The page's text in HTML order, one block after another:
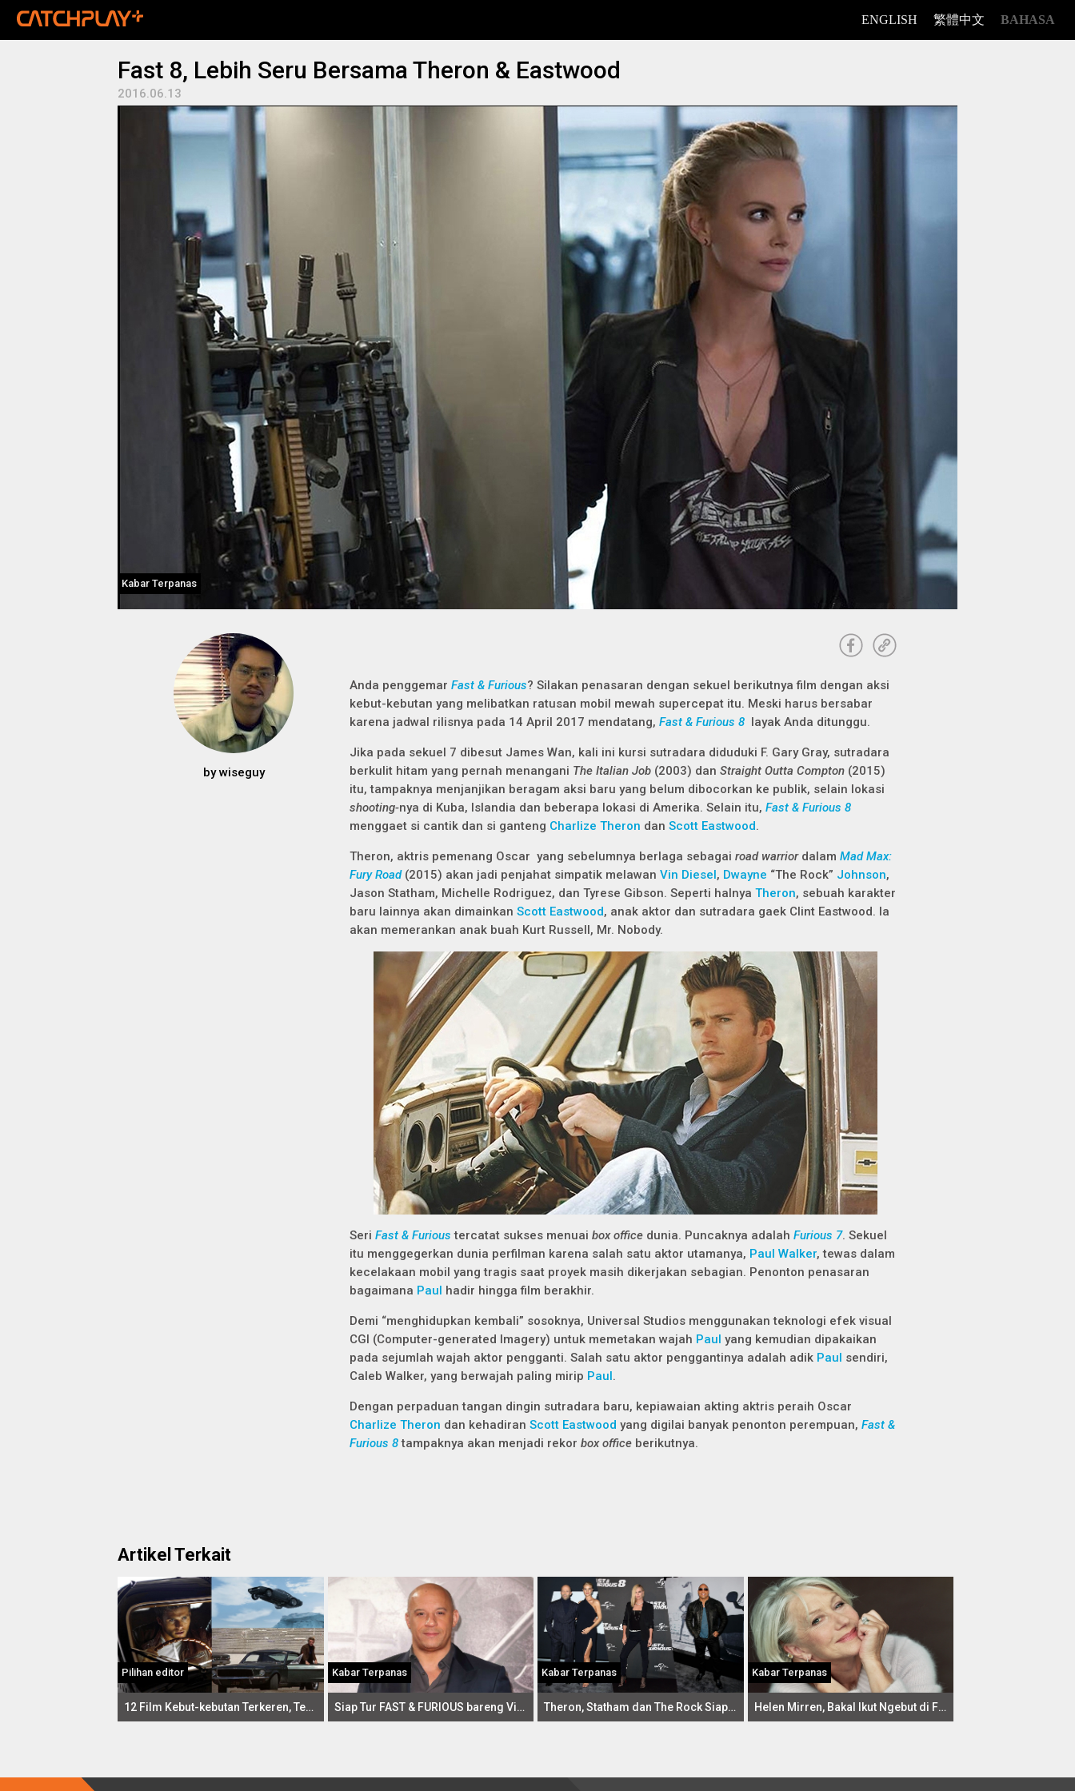
ENGLISH 繁體中文 BAHASA
Fast 8, Lebih Seru Bersama Theron & Eastwood
2016.06.13
Kabar Terpanas
bywiseguy
Anda penggemar Fast & Furious? Silakan penasaran dengan sekuel berikutnya film dengan aksi
kebut-kebutan yang melibatkan ratusan mobil mewah supercepat itu. Meski harus bersabar
karena jadwal rilisnya pada 14 April 2017 mendatang, Fast & Furious 8 layak Anda ditunggu.
Jika pada sekuel 7 dibesut James Wan, kali ini kursi sutradara diduduki F. Gary Gray, sutradara
berkulit hitam yang pernah menangani The Italian Job (2003) dan Straight Outta Compton (2015)
itu, tampaknya menjanjikan beragam aksi baru yang belum dibocorkan ke publik, selain lokasi
shooting-nya di Kuba, Islandia dan beberapa lokasi di Amerika. Selain itu, Fast & Furious 8
menggaet si cantik dan si ganteng Charlize Theron dan Scott Eastwood.
Theron, aktris pemenang Oscar yang sebelumnya berlaga sebagai road warriordalam Mad Max:
Fury Road(2015) akan jadi penjahat simpatik melawan Vin Diesel, Dwayne “The Rock” Johnson,
Jason Statham, Michelle Rodriguez, dan Tyrese Gibson. Seperti halnya Theron, sebuah karakter
baru lainnya akan dimainkan Scott Eastwood, anak aktor dan sutradara gaek Clint Eastwood. Ia
akan memerankan anak buah Kurt Russell, Mr. Nobody.
Seri Fast & Furious tercatat sukses menuai box office dunia. Puncaknya adalah Furious 7. Sekuel
itu menggegerkan dunia perfilman karena salah satu aktor utamanya, Paul Walker, tewas dalam
kecelakaan mobil yang tragis saat proyek masih dikerjakan sebagian. Penonton penasaran
bagaimana Paul hadir hingga film berakhir.
Demi “menghidupkan kembali” sosoknya, Universal Studios menggunakan teknologi efek visual
CGI (Computer-generated Imagery) untuk memetakan wajah Paul yang kemudian dipakaikan
pada sejumlah wajah aktor pengganti. Salah satu aktor penggantinya adalah adik Paul sendiri,
Caleb Walker, yang berwajah paling mirip Paul.
Dengan perpaduan tangan dingin sutradara baru, kepiawaian akting aktris peraih Oscar
Charlize Theron dan kehadiran Scott Eastwood yang digilai banyak penonton perempuan, Fast &
Furious 8 tampaknya akan menjadi rekor box office berikutnya.
Artikel Terkait
Pilihan editor
12 Film Kebut-kebutan Terkeren, Terpanas!
Kabar Terpanas
Siap Tur FAST & FURIOUS bareng Vin Diesel?
Kabar Terpanas
Theron, Statham dan The Rock Siap Balapan dalam Spin-off Furious
Kabar Terpanas
Helen Mirren, Bakal Ikut Ngebut di Fast 8!